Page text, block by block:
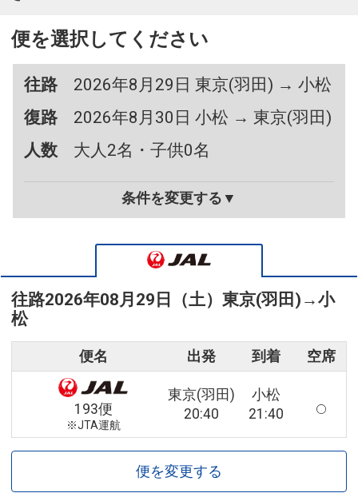
便を選択してください
往路
2026年8月29日 東京(羽田) → 小松
復路
2026年8月30日 小松 → 東京(羽田)
人数
大人2名・子供0名
条件を変更する▼
往路2026年08月29日（土） 東京(羽田) →小
松
便名 出発 到着 空席
193便
※JTA運航
東京(羽田)
20:40
小松
21:40
便を変更する